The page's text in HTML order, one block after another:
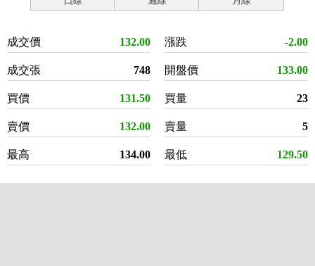
成交價 132.00
成交張 748
買價 131.50
賣價 132.00
最高 134.00
漲跌 -2.00
開盤價 133.00
買量 23
賣量 5
最低 129.50